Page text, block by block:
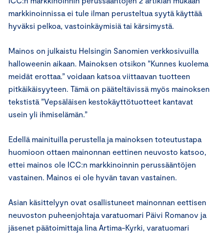
markkinoinnissa ei tule ilman perusteltua syytä käyttää
hyväksi pelkoa, vastoinkäymisiä tai kärsimystä.
Mainos on julkaistu Helsingin Sanomien verkkosivuilla
halloweenin aikaan. Mainoksen otsikon ”Kunnes kuolema
meidät erottaa.” voidaan katsoa viittaavan tuotteen
pitkäikäisyyteen. Tämä on pääteltävissä myös mainoksen
tekstistä ”Vepsäläisen kestokäyttötuotteet kantavat
usein yli ihmiselämän.”
Edellä mainituilla perustella ja mainoksen toteutustapa
huomioon ottaen mainonnan eettinen neuvosto katsoo,
ettei mainos ole ICC:n markkinoinnin perussääntöjen
vastainen. Mainos ei ole hyvän tavan vastainen.
Asian käsittelyyn ovat osallistuneet mainonnan eettisen
neuvoston puheenjohtaja varatuomari Päivi Romanov ja
jäsenet päätoimittaja Iina Artima-Kyrki, varatuomari